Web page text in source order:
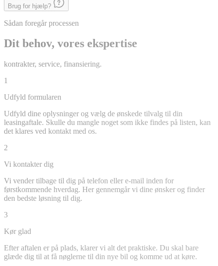
Brug for hjælp?
Sådan foregår processen
Dit behov, vores ekspertise
kontrakter, service, finansiering.
1
Udfyld formularen
Udfyld dine oplysninger og vælg de ønskede tilvalg til din
leasingaftale. Skulle du mangle noget som ikke findes på listen, kan
det klares ved kontakt med os.
2
Vi kontakter dig
Vi vender tilbage til dig på telefon eller e-mail inden for
førstkommende hverdag. Her gennemgår vi dine ønsker og finder
den bedste løsning til dig.
3
Kør glad
Efter aftalen er på plads, klarer vi alt det praktiske. Du skal bare
glæde dig til at få nøglerne til din nye bil og komme ud at køre.